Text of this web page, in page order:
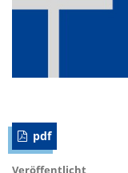
pdf